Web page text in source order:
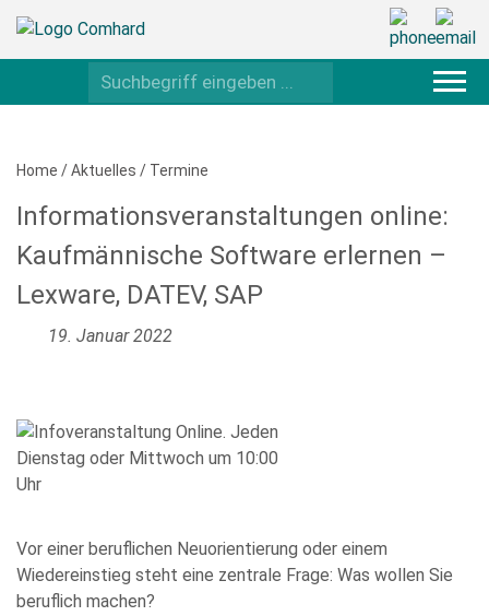
Home /Aktuelles / Termine
Informationsveranstaltungen online:
Kaufmännische Software erlernen –
Lexware, DATEV, SAP
19. Januar 2022
Vor einer beruflichen Neuorientierung oder einem
Wiedereinstieg steht eine zentrale Frage: Was wollen Sie
beruflich machen?